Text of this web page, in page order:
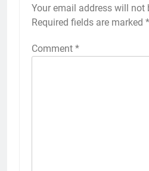
Your email address will not
Required fields are marked *
Comment *